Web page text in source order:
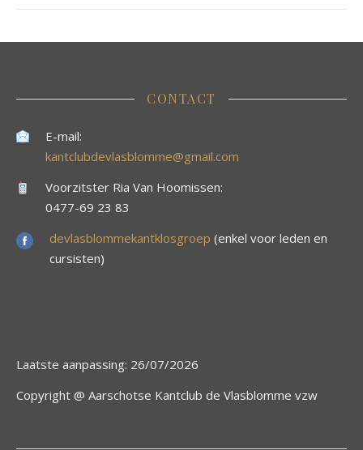
CONTACT
E-mail:
kantclubdevlasblomme@gmail.com
Voorzitster Ria Van Hoomissen:
0477-69 23 83
devlasblommekantklosgroep (enkel voor leden en
cursisten)
Laatste aanpassing: 26/07/2026
Copyright @ Aarschotse Kantclub de Vlasblomme vzw